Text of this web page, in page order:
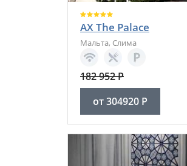
AX The Palace
Мальта, Слима
182 952Р
от304920 Р